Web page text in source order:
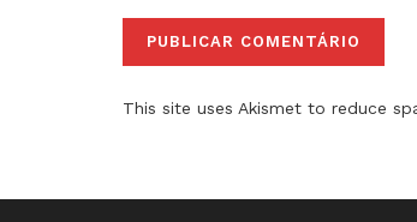
This site uses Akismet to reduce